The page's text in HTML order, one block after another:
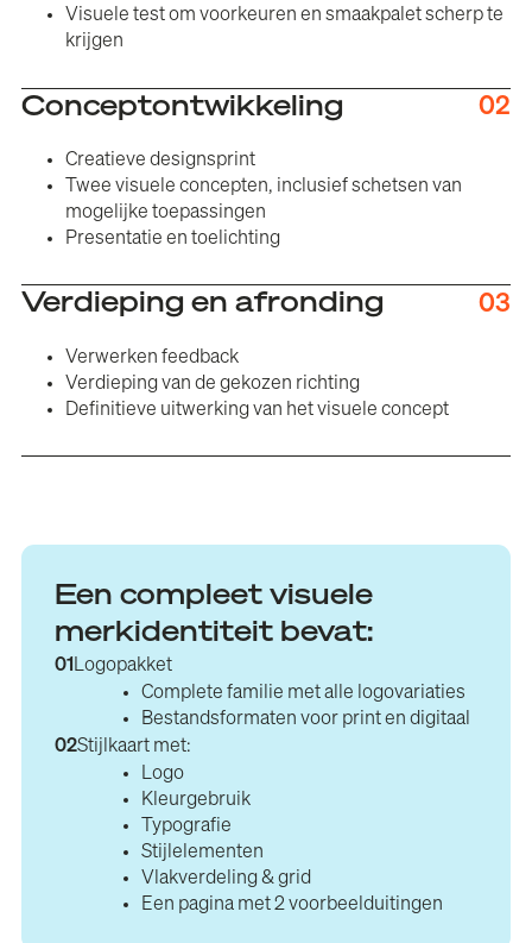
Visuele test om voorkeuren en smaakpalet scherp te
krijgen
Conceptontwikkeling 02
Creatieve designsprint
Twee visuele concepten, inclusief schetsen van
mogelijke toepassingen
Presentatie en toelichting
Verdieping en afronding 03
Verwerken feedback
Verdieping van de gekozen richting
Definitieve uitwerking van het visuele concept
Een compleet visuele
merkidentiteit bevat:
01 Logopakket
Complete familie met alle logovariaties
Bestandsformaten voor print en digitaal
02Stijlkaart met:
Logo
Kleurgebruik
Typografie
Stijlelementen
Vlakverdeling & grid
Een pagina met 2 voorbeelduitingen